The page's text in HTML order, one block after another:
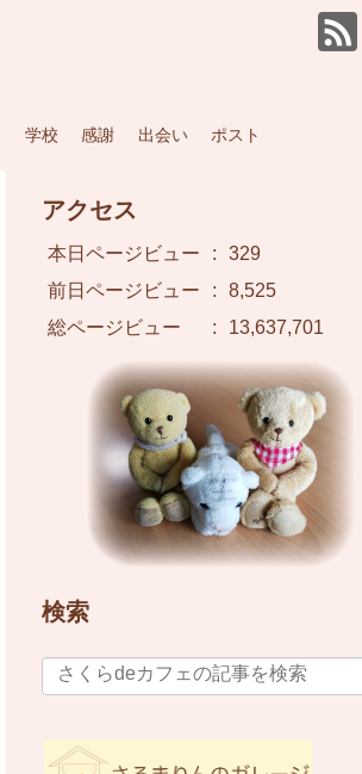
学校 感謝 出会い ポスト
アクセス
本日ページビュー :
329
前日ページビュー
:
8,525
総ページビュー
: 13,637,701
検索